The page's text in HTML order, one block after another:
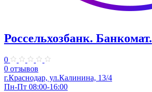
Россельхозбанк. Банкомат.
0
0 отзывов
г.Краснодар, ул.Калинина, 13/4
Пн-Пт 08:00-16:00